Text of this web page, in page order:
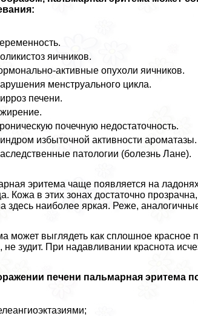
яичников.
активные опухоли яичников.
мeнcтpуального цикла.
печени.
почечную недостаточность.
избыточной активности ароматазы.
патологии (болезнь Лане).
эритема чаще появляется на
Кожа в этих зонах достаточно
здесь наиболее яркая. Реже,
может выглядеть как сплошное
не зудит. При надавливании краснота
печени пальмарная эритема